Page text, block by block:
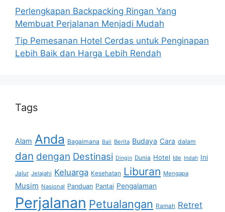
Perlengkapan Backpacking Ringan Yang
Membuat Perjalanan Menjadi Mudah
Tip Pemesanan Hotel Cerdas untuk Penginapan
Lebih Baik dan Harga Lebih Rendah
Tags
Alam Anda Bagaimana Bali Berita Budaya Cara dalam
dan dengan Destinasi Dingin Dunia Hotel Ide Indah Ini
Jalur Jelajahi Keluarga Kesehatan Liburan Mengapa
Musim Nasional Panduan Pantai Pengalaman
Perjalanan Petualangan Ramah Retret